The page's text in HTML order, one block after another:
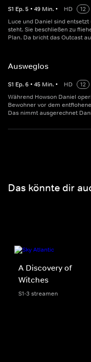
S1 Ep.5 • 49 Min. • HD
12
Luce und Daniel sind
steht. Sie beschließen zu
Plan. Da bricht das Outcast
Ausweglos
S1 Ep.6 • 45 Min. • HD
12
Während Howson Daniel
Bewohner vor dem
Das nimmt ausgerechnet
Das könnte dir
A Discovery of
Witches
S1-3 streamen